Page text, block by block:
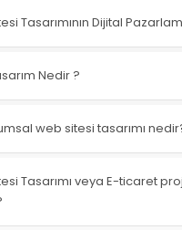
Tasarımının Dijital
Nedir ?
web sitesi tasarımı
Tasarımı veya E-ticaret